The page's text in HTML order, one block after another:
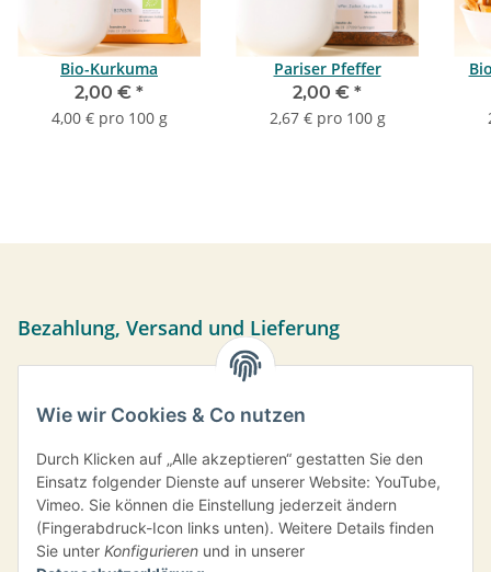
Bio-Kurkuma
2,00 € *
4,00 € pro 100 g
Pariser Pfeffer
2,00 € *
2,67 € pro 100 g
Bezahlung, Versand und Lieferung
Sie können per Vorkasse, PayPal oder bei Abholung bar
übermittelt.
Versand frei ab einem Bestellwert von 35,- € innerhalb
Deutschlands.
Information
Wie wir Cookies & Co nutzen
Durch Klicken auf „Alle akzeptieren“ gestatten Sie den
Einsatz folgender Dienste auf unserer Website: YouTube,
Vimeo. Sie können die Einstellung jederzeit ändern
(Fingerabdruck-Icon links unten). Weitere Details finden
Sie unter Konfigurieren und in unserer